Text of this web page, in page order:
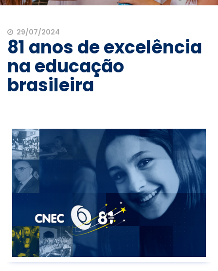
29/07/2024
81 anos de excelência
na educação
brasileira